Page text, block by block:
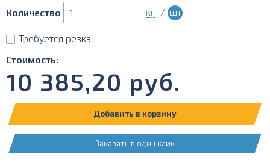
Количество кг / шт
Требуется резка
Стоимость:
10 385,20 руб.
Добавить в корзину
Заказать в один клик